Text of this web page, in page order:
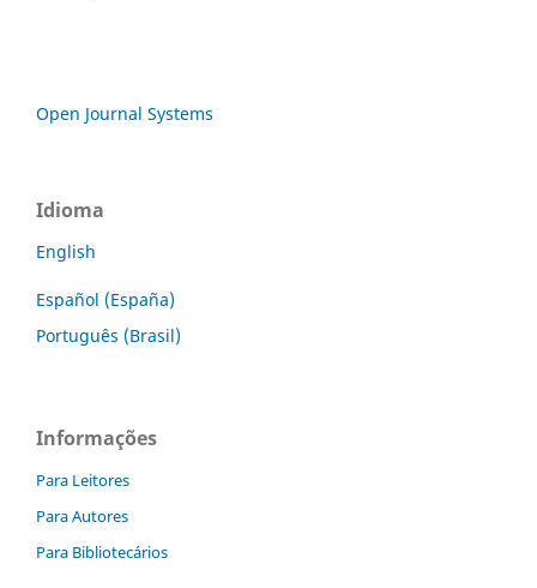
Open Journal Systems
Idioma
English
Español (España)
Português (Brasil)
Informações
Para Leitores
Para Autores
Para Bibliotecários